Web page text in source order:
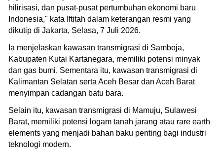
hilirisasi, dan pusat-pusat pertumbuhan ekonomi baru
Indonesia," kata Iftitah dalam keterangan resmi yang
dikutip di Jakarta, Selasa, 7 Juli 2026.
Ia menjelaskan kawasan transmigrasi di Samboja,
Kabupaten Kutai Kartanegara, memiliki potensi minyak
dan gas bumi. Sementara itu, kawasan transmigrasi di
Kalimantan Selatan serta Aceh Besar dan Aceh Barat
menyimpan cadangan batu bara.
Selain itu, kawasan transmigrasi di Mamuju, Sulawesi
Barat, memiliki potensi logam tanah jarang atau rare earth
elements yang menjadi bahan baku penting bagi industri
teknologi modern.